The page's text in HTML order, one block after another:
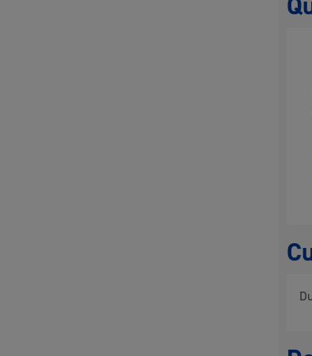
Participación ciudadana y